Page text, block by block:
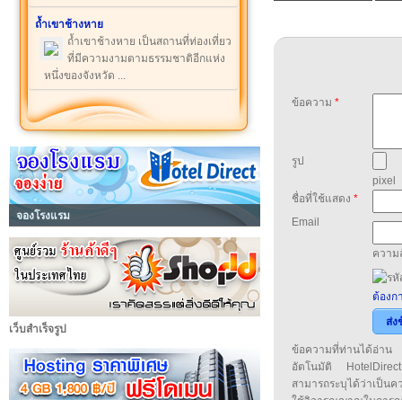
ถ้ำเขาช้างหาย
ถ้ำเขาช้างหาย เป็นสถานที่ท่องเที่ยว
ที่มีความงามตามธรรมชาติอีกแห่ง
หนึ่งของจังหวัด ...
จองโรงแรม
เว็บสำเร็จรูป
ข้อความ *
รูป
pixel
ชื่อที่ใช้แสดง *
Email
ความ
ต้องก
ส่ง
ข้อความที่ท่านได้อ่าน
อัตโนมัติ
สามารถระบุได้ว่าเป็น